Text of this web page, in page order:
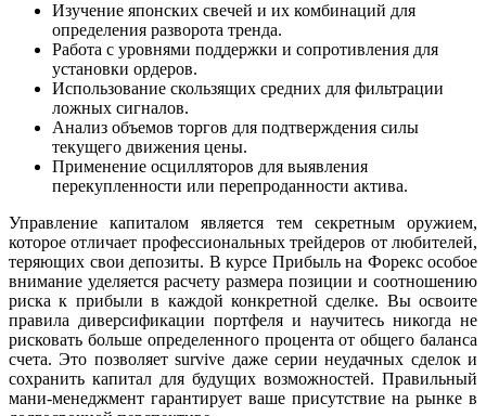
Изучение японских свечей и их комбинаций для
определения разворота тренда.
Работа с уровнями поддержки и сопротивления для
установки ордеров.
Использование скользящих средних для фильтрации
ложных сигналов.
Анализ объемов торгов для подтверждения силы
текущего движения цены.
Применение осцилляторов для выявления
перекупленности или перепроданности актива.
Управление капиталом является тем секретным оружием,
которое отличает профессиональных трейдеров от любителей,
теряющих свои депозиты. В курсе Прибыль на Форекс особое
внимание уделяется расчету размера позиции и соотношению
риска к прибыли в каждой конкретной сделке. Вы освоите
правила диверсификации портфеля и научитесь никогда не
рисковать больше определенного процента от общего баланса
счета. Это позволяет survive даже серии неудачных сделок и
сохранить капитал для будущих возможностей. Правильный
мани-менеджмент гарантирует ваше присутствие на рынке в